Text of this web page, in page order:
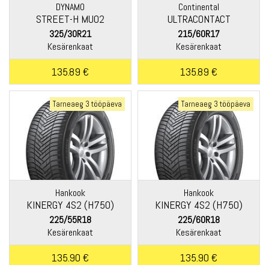
DYNAMO
STREET-H MU02
325/30R21
Kesärenkaat
135.89 €
Continental
ULTRACONTACT
215/60R17
Kesärenkaat
135.89 €
Tarneaeg 3 tööpäeva
Hankook
KINERGY 4S2 (H750)
225/55R18
Kesärenkaat
135.90 €
Tarneaeg 3 tööpäeva
Hankook
KINERGY 4S2 (H750)
225/60R18
Kesärenkaat
135.90 €